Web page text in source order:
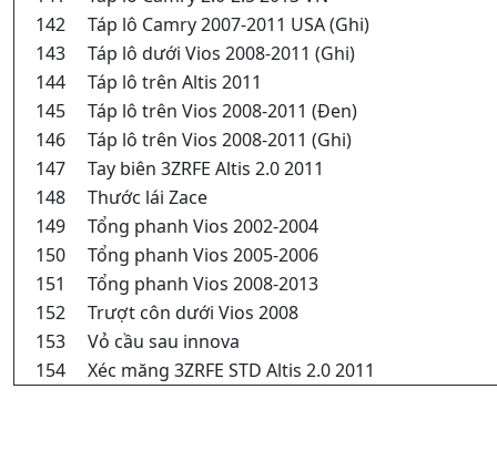
142
Táp lô Camry 2007-2011 USA (Ghi)
143
Táp lô dưới Vios 2008-2011 (Ghi)
144
Táp lô trên Altis 2011
145
Táp lô trên Vios 2008-2011 (Đen)
146
Táp lô trên Vios 2008-2011 (Ghi)
147
Tay biên 3ZRFE Altis 2.0 2011
148
Thước lái Zace
149
Tổng phanh Vios 2002-2004
150
Tổng phanh Vios 2005-2006
151
Tổng phanh Vios 2008-2013
152
Trượt côn dưới Vios 2008
153
Vỏ cầu sau innova
154
Xéc măng 3ZRFE STD Altis 2.0 2011